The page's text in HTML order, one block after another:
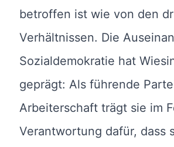
betroffen ist wie von den
Verhältnissen. Die
Sozialdemokratie hat
geprägt: Als führende
Arbeiterschaft trägt sie im
Verantwortung dafür, dass